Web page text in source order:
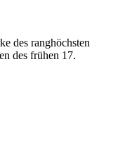
des ranghöchsten
des frühen 17.